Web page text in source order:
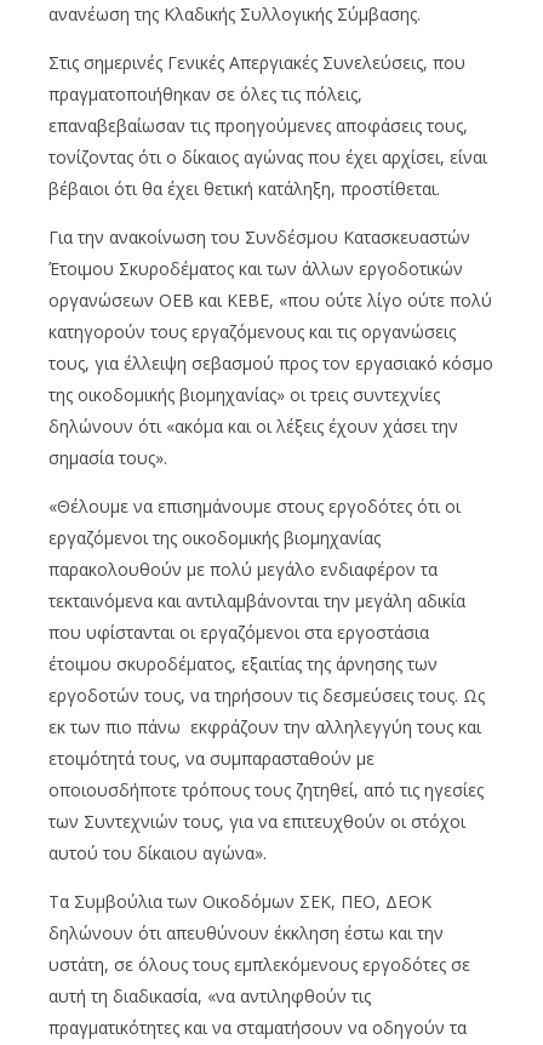
ανανέωση της Κλαδικής Συλλογικής Σύμβασης.
Στις σημερινές Γενικές Απεργιακές Συνελεύσεις, που
πραγματοποιήθηκαν σε όλες τις πόλεις,
επαναβεβαίωσαν τις προηγούμενες αποφάσεις τους,
τονίζοντας ότι ο δίκαιος αγώνας που έχει αρχίσει, είναι
βέβαιοι ότι θα έχει θετική κατάληξη, προστίθεται.
Για την ανακοίνωση του Συνδέσμου Κατασκευαστών
Έτοιμου Σκυροδέματος και των άλλων εργοδοτικών
οργανώσεων ΟΕΒ και ΚΕΒΕ, «που ούτε λίγο ούτε πολύ
κατηγορούν τους εργαζόμενους και τις οργανώσεις
τους, για έλλειψη σεβασμού προς τον εργασιακό κόσμο
της οικοδομικής βιομηχανίας» οι τρεις συντεχνίες
δηλώνουν ότι «ακόμα και οι λέξεις έχουν χάσει την
σημασία τους».
«Θέλουμε να επισημάνουμε στους εργοδότες ότι οι
εργαζόμενοι της οικοδομικής βιομηχανίας
παρακολουθούν με πολύ μεγάλο ενδιαφέρον τα
τεκταινόμενα και αντιλαμβάνονται την μεγάλη αδικία
που υφίστανται οι εργαζόμενοι στα εργοστάσια
έτοιμου σκυροδέματος, εξαιτίας της άρνησης των
εργοδοτών τους, να τηρήσουν τις δεσμεύσεις τους. Ως
εκ των πιο πάνω εκφράζουν την αλληλεγγύη τους και
ετοιμότητά τους, να συμπαρασταθούν με
οποιουσδήποτε τρόπους τους ζητηθεί, από τις ηγεσίες
των Συντεχνιών τους, για να επιτευχθούν οι στόχοι
αυτού του δίκαιου αγώνα».
Τα Συμβούλια των Οικοδόμων ΣΕΚ, ΠΕΟ, ΔΕΟΚ
δηλώνουν ότι απευθύνουν έκκληση έστω και την
υστάτη, σε όλους τους εμπλεκόμενους εργοδότες σε
αυτή τη διαδικασία, «να αντιληφθούν τις
πραγματικότητες και να σταματήσουν να οδηγούν τα